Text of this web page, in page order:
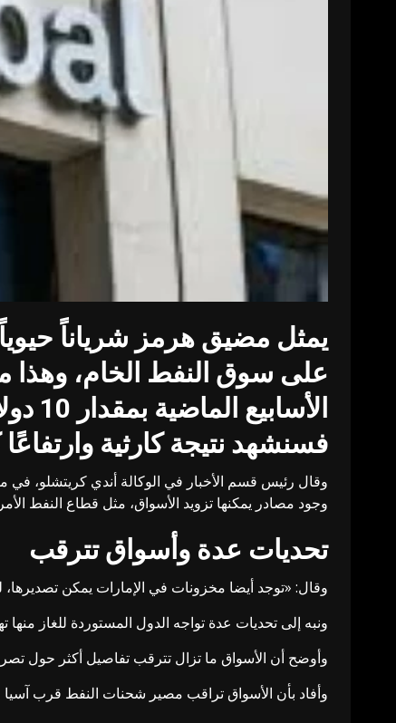
يمثل مضيق هرمز شرياناً
فسنشهد نتيجة كارثية
وقال رئيس قسم الأخبار في الوكالة أندي كريتشلو، في
وجود مصادر يمكنها تزويد الأسواق، مثل قطاع النفط
تحديات عدة وأسواق تترقب
وقال: «توجد أيضا مخزونات في الإمارات يمكن
ونبه إلى تحديات عدة تواجه الدول المستوردة للغاز
وأوضح أن الأسواق ما تزال تترقب تفاصيل أكثر حول
وأفاد بأن الأسواق تراقب مصير شحنات النفط قرب آسيا